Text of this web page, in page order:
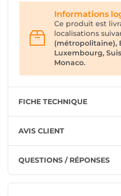
Informations
Ce produit est
localisations
(métropolitaine),
Luxembourg,
Monaco.
FICHE TECHNIQUE
AVIS CLIENT
QUESTIONS / RÉPONSES